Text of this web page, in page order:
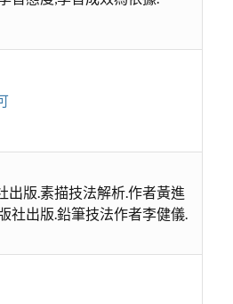
出版.素描技法解析.作者黃進
社出版.鉛筆技法作者李健儀.